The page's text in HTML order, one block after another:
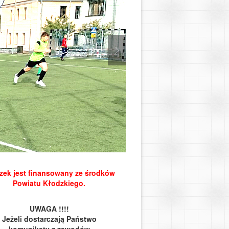
jest finansowany ze środków
Powiatu Kłodzkiego.
UWAGA !!!!
Jeżeli dostarczają Państwo